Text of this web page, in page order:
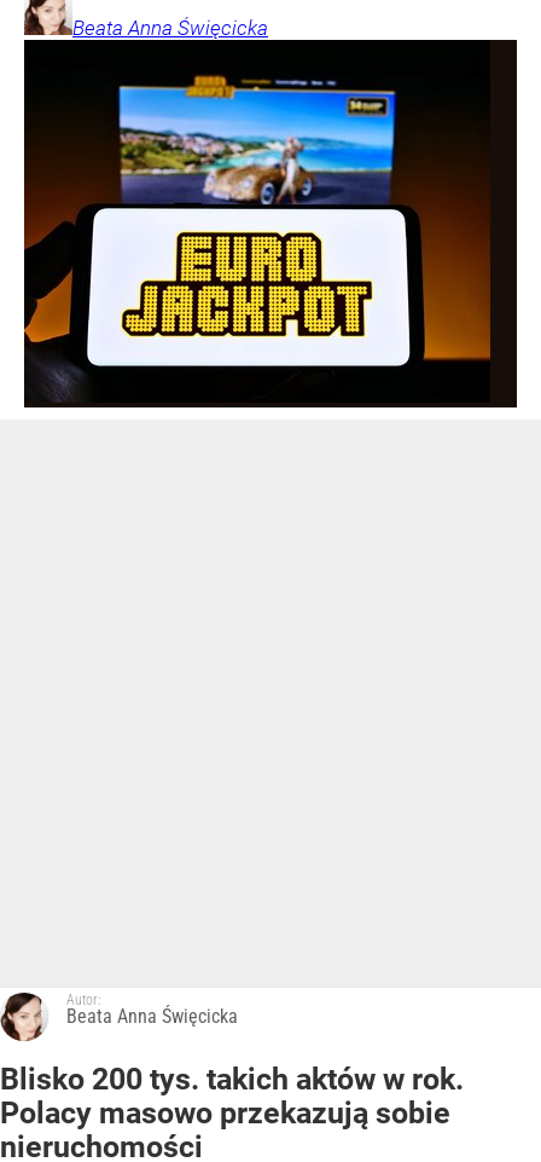
Beata Anna Święcicka
Autor:
Beata Anna Święcicka
Blisko 200 tys. takich aktów w rok.
Polacy masowo przekazują sobie
nieruchomości